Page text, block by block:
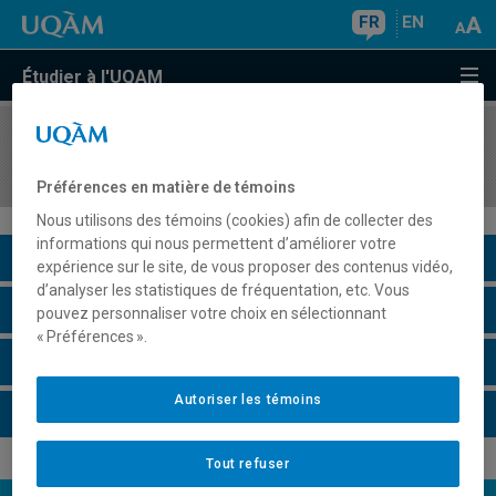
FR EN
Étudier à l'UQAM
COURS//
Description du cours
Horaire - Été 2026
Préférences en matière de témoins
Nous utilisons des témoins (cookies) afin de collecter des
informations qui nous permettent d’améliorer votre
expérience sur le site, de vous proposer des contenus vidéo,
d’analyser les statistiques de fréquentation, etc. Vous
pouvez personnaliser votre choix en sélectionnant
« Préférences ».
Tout refuser
Autoriser les témoins